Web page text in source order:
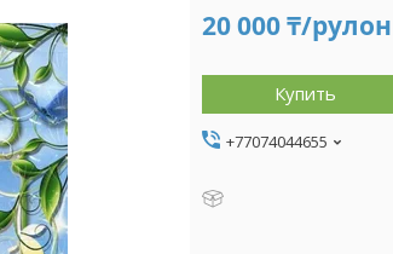
20 000 ₸/рулон
Купить
+77074044655